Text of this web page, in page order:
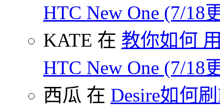
HTC New One (7/18
KATE 在 教你如何
HTC New One (7/18
西瓜 在 Desire如何